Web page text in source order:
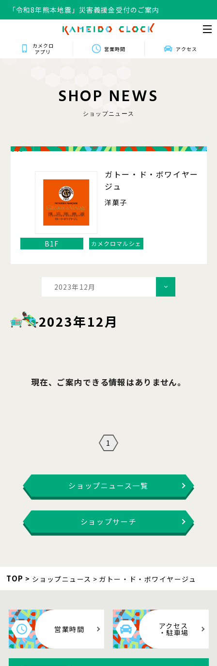
「令和8年熊本地震」災害義援金受付のご案内
カメクロ
アプリ
営業時間 アクセス
SHOP NEWS
ショップニュース
016
ガトー・ド・ボワイヤー
ジュ
洋菓子
B1F カメクロマルシェ
2023年12月
2023年12月
現在、ご案内できる情報はありません。
1
ショップニュース一覧
ショップサーチ
TOP ショップニュース ガトー・ド・ボワイヤージュ
営業時間 アクセス
・駐車場